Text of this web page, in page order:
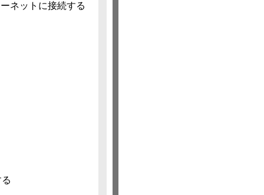
ネットに接続する